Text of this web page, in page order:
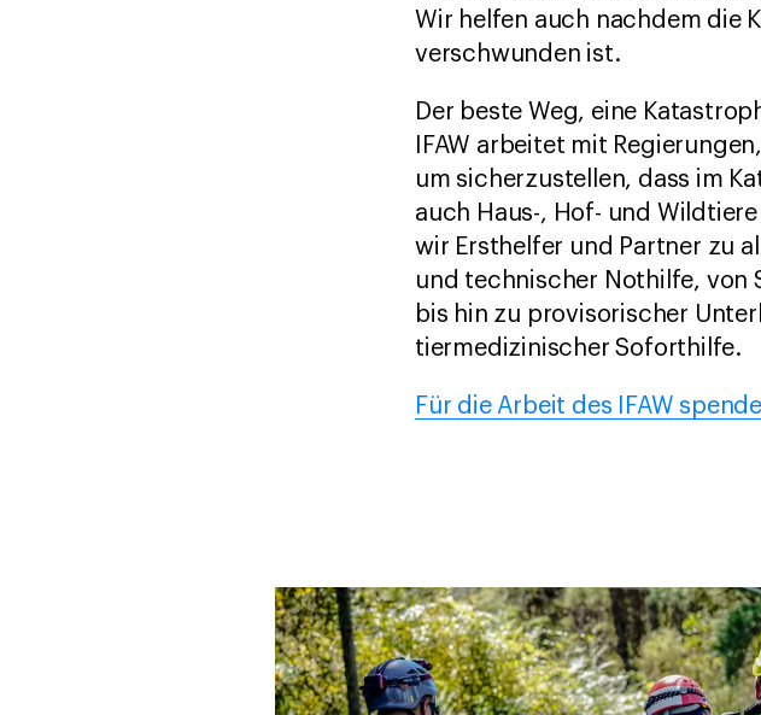
Wir helfen auch nachdem die
verschwunden ist.
Der beste Weg, eine
IFAW arbeitet mit
um sicherzustellen, dass im
auch Haus-, Hof- und
wir Ersthelfer und Partner zu
und technischer Nothilfe, von
bis hin zu provisorischer
tiermedizinischer Soforthilfe.
Für die Arbeit des IFAW